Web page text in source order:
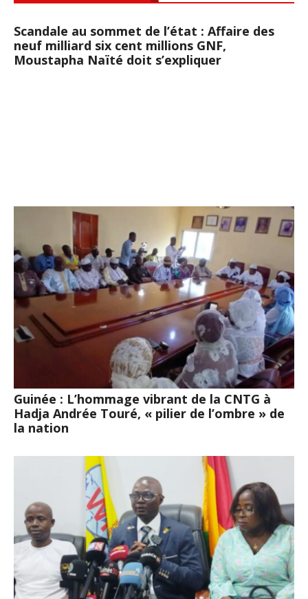
Scandale au sommet de l’état : Affaire des
neuf milliard six cent millions GNF,
Moustapha Naïté doit s’expliquer
Guinée : L’hommage vibrant de la CNTG à
Hadja Andrée Touré, « pilier de l’ombre » de
la nation